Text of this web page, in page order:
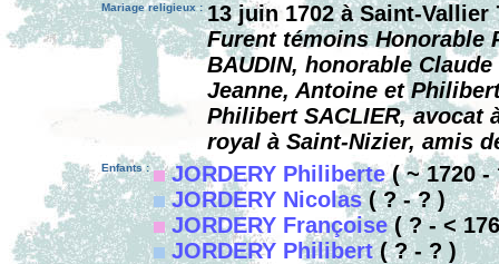
Mariage religieux : 13 juin 1702 à Saint-Vallier
Furent témoins Honorable
BAUDIN, honorable
Jeanne, Antoine et
Philibert SACLIER, avocat
royal à Saint-Nizier, amis
Enfants : JORDERY Philiberte( ~ 1720 -
JORDERY Nicolas( ? - ? )
JORDERY Françoise( ? - <
JORDERY Philibert( ? - ? )